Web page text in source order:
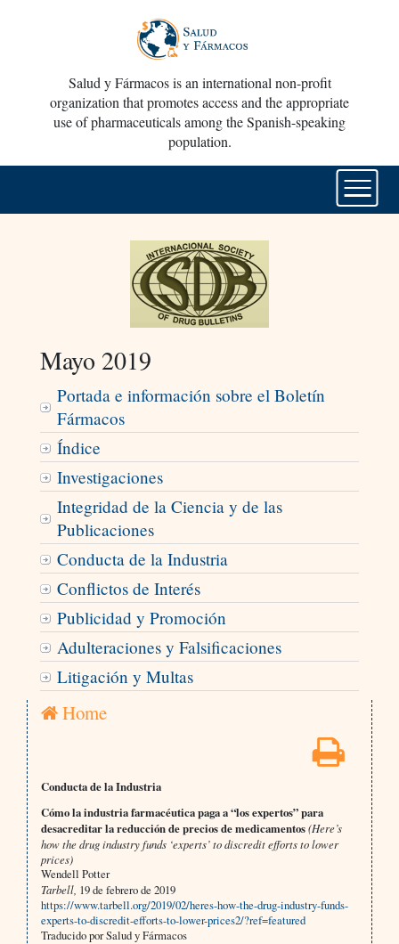
Salud y Fármacos is an international non-profit
organization that promotes access and the appropriate
use of pharmaceuticals among the Spanish-speaking
population.
Mayo 2019
Portada e información sobre el Boletín
Fármacos
Índice
Investigaciones
Integridad de la Ciencia y de las
Publicaciones
Conducta de la Industria
Conflictos de Interés
Publicidad y Promoción
Adulteraciones y Falsificaciones
Litigación y Multas
Home
Conducta de la Industria
Cómo la industria farmacéutica paga a “los expertos” para
desacreditar la reducción de precios de medicamentos(Here’s
how the drug industry funds ‘experts’ to discredit efforts to lower
prices)
Wendell Potter
Tarbell, 19 de febrero de 2019
https://www.tarbell.org/2019/02/heres-how-the-drug-industry-funds-
experts-to-discredit-efforts-to-lower-prices2/?ref=featured
Traducido por Salud y Fármacos